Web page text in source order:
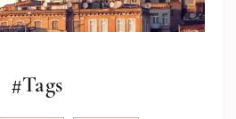
#Tags